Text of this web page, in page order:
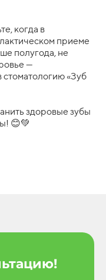
когда в
приеме
полугода, не
—
стоматологию «Зуб
здоровые зубы
😊💚